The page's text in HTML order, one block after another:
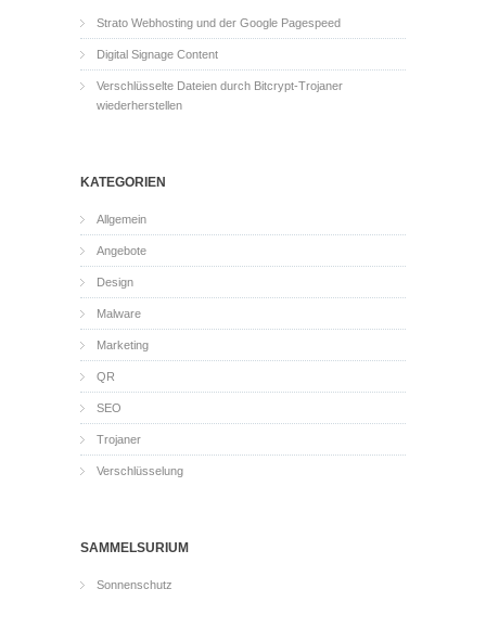
Strato Webhosting und der Google Pagespeed
Digital Signage Content
Verschlüsselte Dateien durch Bitcrypt-Trojaner
wiederherstellen
KATEGORIEN
Allgemein
Angebote
Design
Malware
Marketing
QR
SEO
Trojaner
Verschlüsselung
SAMMELSURIUM
Sonnenschutz